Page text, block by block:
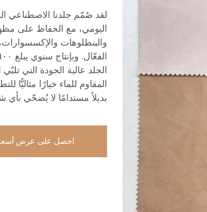
لقد صُمّم جلدنا الاصطناعي
اليومي، مع الحفاظ على
والبنطلوهات
الجلد عالية الجودة التي
المقاوم للماء خيارًا مثاليًّا
بديلاً مستدامًا لا يُضحّي
احصل على عرض